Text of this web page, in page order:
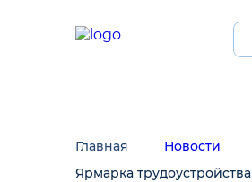
Главная
Новости
Ярмарка трудоустройства